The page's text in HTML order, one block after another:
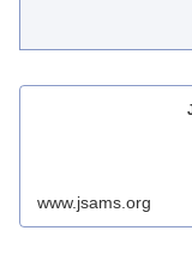
www.jsams.org